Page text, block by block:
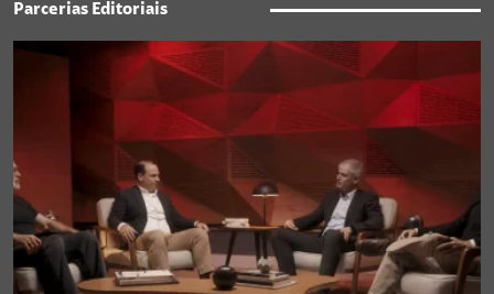
Parcerias Editoriais